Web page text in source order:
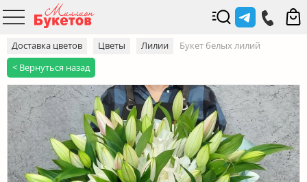
Доставка цветов Цветы Лилии
Букет белых лилий
< Вернуться назад